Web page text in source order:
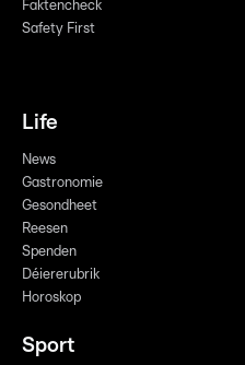
Faktencheck
Safety First
Life
News
Gastronomie
Gesondheet
Reesen
Spenden
Déiererubrik
Horoskop
Sport